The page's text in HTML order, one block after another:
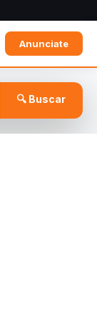
Anunciate
🔍 Buscar